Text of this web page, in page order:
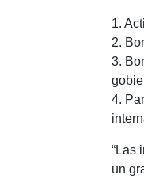
1.
2.
3.
4.
“Las
un